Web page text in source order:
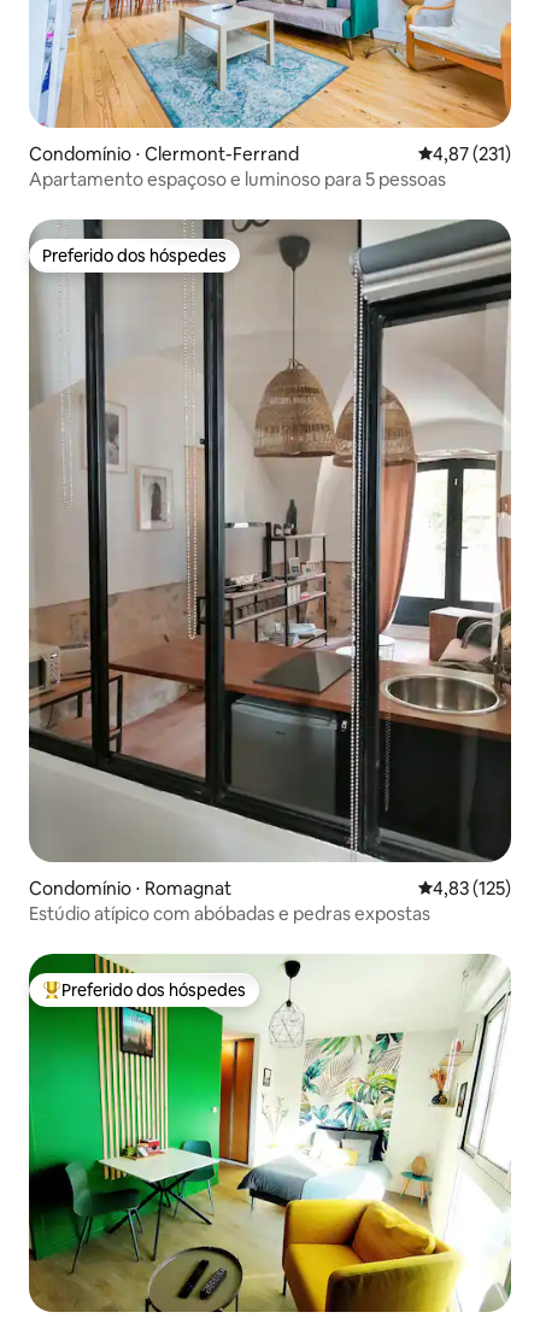
Condomínio ⋅ Clermont-Ferrand 4,87 de uma
4,87 (231)
Apartamento espaçoso e luminoso para 5 pessoas
Preferido dos hóspedes
Preferido dos hóspedes
Condomínio ⋅ Romagnat 4,83 de uma
4,83 (125)
Estúdio atípico com abóbadas e pedras expostas
Entre os melhores preferidos dos hóspedes
Preferido dos hóspedes